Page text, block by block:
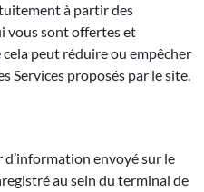
à partir des
vous sont offertes et
peut réduire ou empêcher
Services proposés par le site.
envoyé sur le
au sein du terminal de